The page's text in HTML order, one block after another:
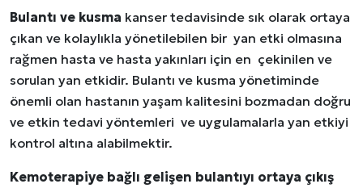
Bulantı ve kusma kanser tedavisinde sık olarak ortaya
çıkan ve kolaylıkla yönetilebilen bir yan etki olmasına
rağmen hasta ve hasta yakınları için en çekinilen ve
sorulan yan etkidir. Bulantı ve kusma yönetiminde
önemli olan hastanın yaşam kalitesini bozmadan doğru
ve etkin tedavi yöntemleri ve uygulamalarla yan etkiyi
kontrol altına alabilmektir.
Kemoterapiye bağlı gelişen bulantıyı ortaya çıkış